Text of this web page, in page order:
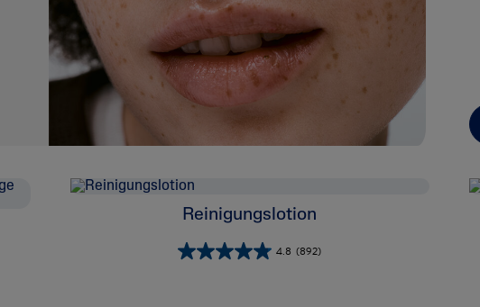
Reinigungslotion
4.8 (892)